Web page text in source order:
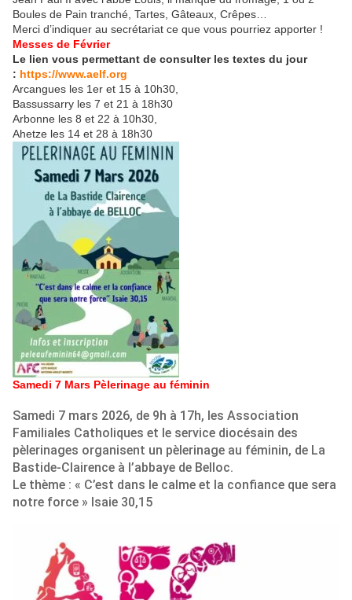
Boules de Pain tranché, Tartes, Gâteaux, Crêpes…
Merci d’indiquer au secrétariat ce que vous pourriez apporter !
Messes de Février
Le lien vous permettant de consulter les textes du jour
: https://www.aelf.org
Arcangues les 1er et 15 à 10h30,
Bassussarry les 7 et 21 à 18h30
Arbonne les 8 et 22 à 10h30,
Ahetze les 14 et 28 à 18h30
Samedi 7 Mars Pèlerinage au féminin
Samedi 7 mars 2026, de 9h à 17h, les Association
Familiales Catholiques et le service diocésain des
pèlerinages organisent un pèlerinage au féminin, de La
Bastide-Clairence à l’abbaye de Belloc.
Le thème : « C’est dans le calme et la confiance que sera
notre force » Isaie 30,15